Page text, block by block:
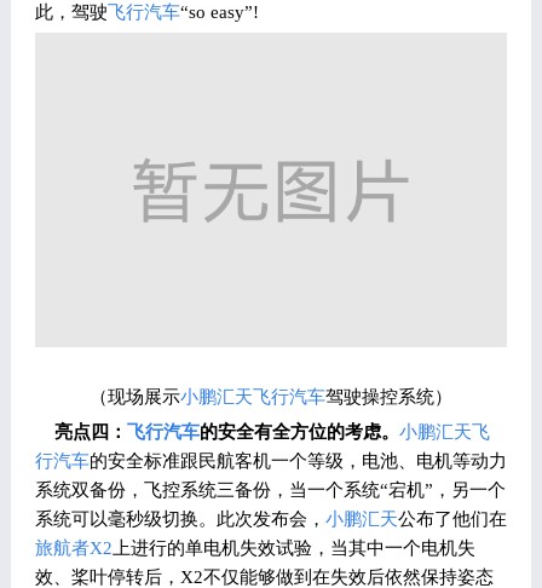
此，驾驶飞行汽车“so easy”!
（现场展示小鹏汇天飞行汽车驾驶操控系统）
亮点四： 飞行汽车的安全有全方位的考虑。 小鹏汇天飞
行汽车的安全标准跟民航客机一个等级，电池、电机等动力
系统双备份，飞控系统三备份，当一个系统“宕机”，另一个
系统可以毫秒级切换。此次发布会， 小鹏汇天公布了他们在
旅航者X2 上进行的单电机失效试验，当其中一个电机失
效、桨叶停转后，X2不仅能够做到在失效后依然保持姿态